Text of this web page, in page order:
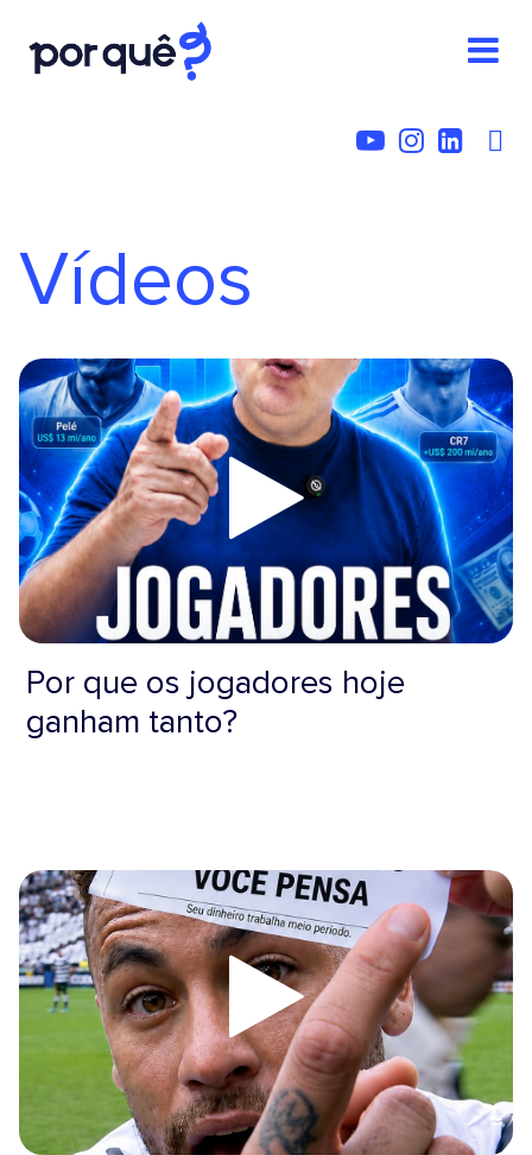
Vídeos
Por que os jogadores hoje
ganham tanto?